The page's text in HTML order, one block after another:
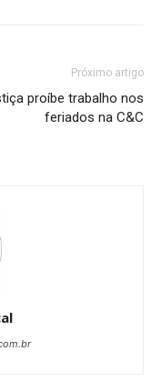
Próximo artigo
proíbe trabalho nos
feriados na C&C